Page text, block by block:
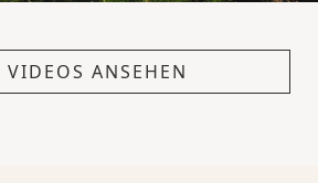
VIDEOS ANSEHEN